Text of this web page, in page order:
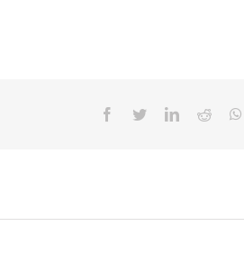
Facebook
TwitterLinkedIn
Reddit